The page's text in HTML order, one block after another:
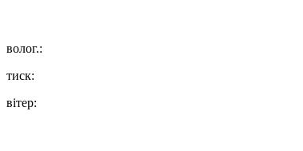
волог.:
тиск:
вітер: